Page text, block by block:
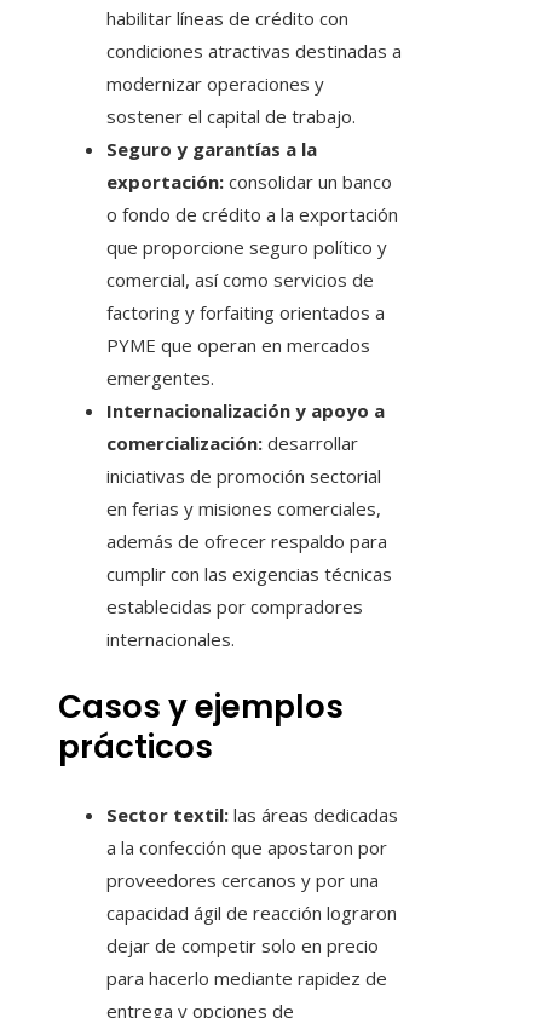
habilitar líneas de crédito con
condiciones atractivas destinadas a
modernizar operaciones y
sostener el capital de trabajo.
Seguro y garantías a la
exportación: consolidar un banco
o fondo de crédito a la exportación
que proporcione seguro político y
comercial, así como servicios de
factoring y forfaiting orientados a
PYME que operan en mercados
emergentes.
Internacionalización y apoyo a
comercialización: desarrollar
iniciativas de promoción sectorial
en ferias y misiones comerciales,
además de ofrecer respaldo para
cumplir con las exigencias técnicas
establecidas por compradores
internacionales.
Casos y ejemplos
prácticos
Sector textil: las áreas dedicadas
a la confección que apostaron por
proveedores cercanos y por una
capacidad ágil de reacción lograron
dejar de competir solo en precio
para hacerlo mediante rapidez de
entrega y opciones de